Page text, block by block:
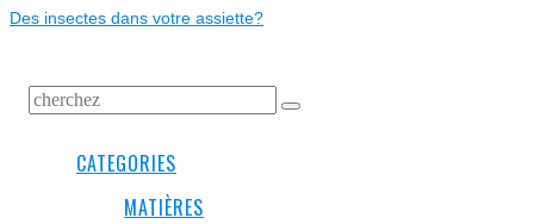
Des insectes dans votre assiette?
CATEGORIES
MATIÈRES